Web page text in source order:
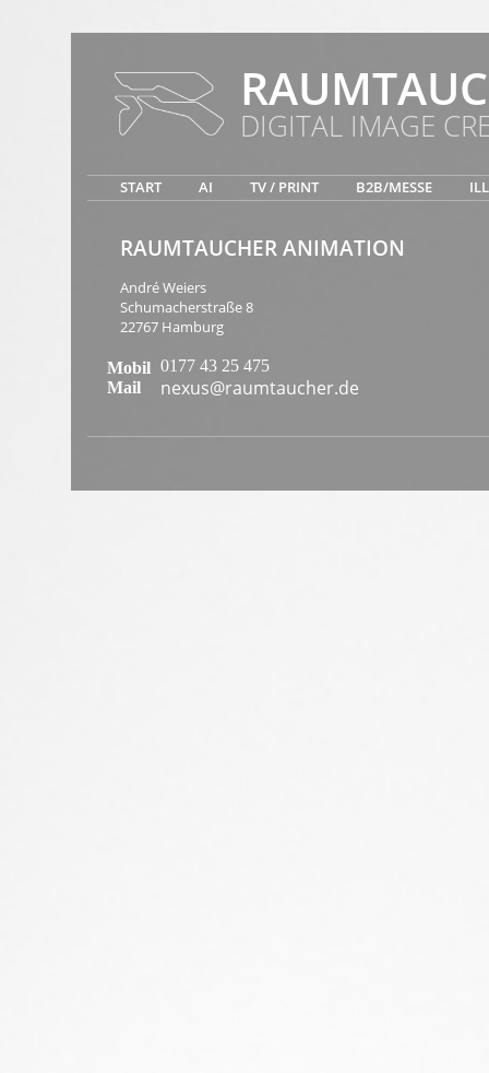
DIGITAL IMAGE
START AI TV / PRINT B2B/MESSE
RAUMTAUCHER ANIMATION
André Weiers
Schumacherstraße 8
22767 Hamburg
Mobil
Mail
0177 43 25 475
nexus@raumtaucher.de